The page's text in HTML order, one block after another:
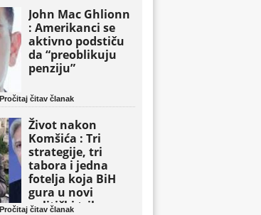
John Mac Ghlionn
: Amerikanci se
aktivno podstiču
da “preoblikuju
penziju”
Pročitaj čitav članak
Život nakon
Komšića : Tri
strategije, tri
tabora i jedna
fotelja koja BiH
gura u novi
politički triler
Pročitaj čitav članak